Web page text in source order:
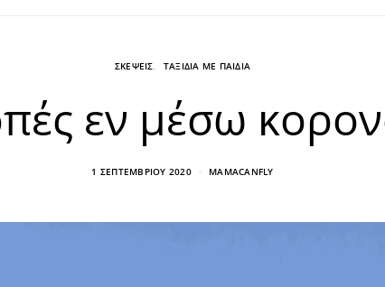
ΣΚΕΨΕΙΣ ΤΑΞΙΔΙΑ ΜΕ ΠΑΙΔΙΑ
εν μέσω
1 ΣΕΠΤΕΜΒΡΊΟΥ 2020 MAMACANFLY